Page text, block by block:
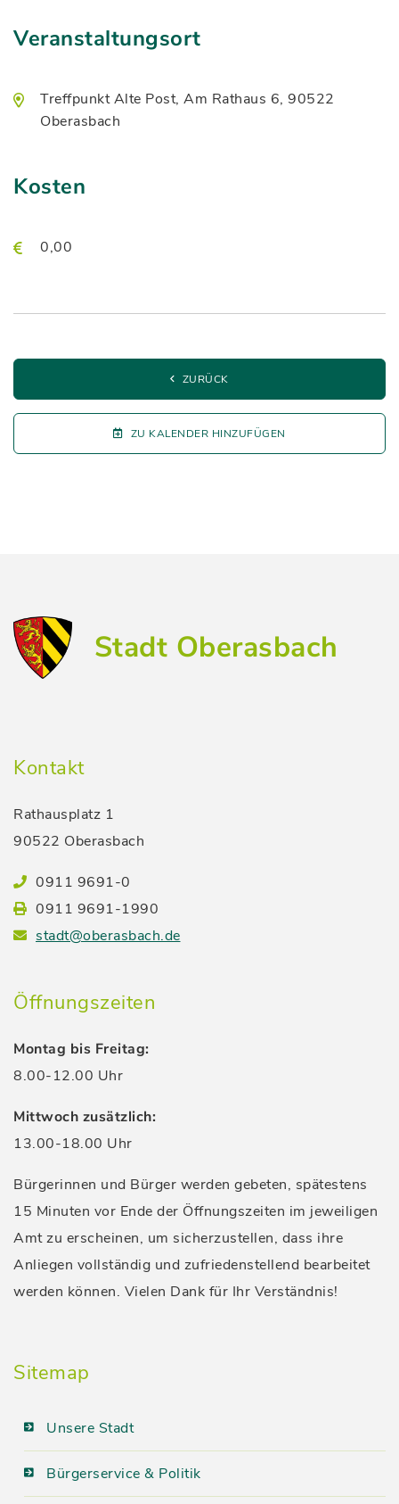
Veranstaltungsort
Treffpunkt Alte Post, Am Rathaus 6, 90522
Oberasbach
Kosten
0,00
ZURÜCK
ZU KALENDER HINZUFÜGEN
Stadt Oberasbach
Kontakt
Rathausplatz 1
90522 Oberasbach
0911 9691-0
0911 9691-1990
stadt@oberasbach.de
Öffnungszeiten
Montag bis Freitag:
8.00-12.00 Uhr
Mittwoch zusätzlich:
13.00-18.00 Uhr
Bürgerinnen und Bürger werden gebeten, spätestens
15 Minuten vor Ende der Öffnungszeiten im jeweiligen
Amt zu erscheinen, um sicherzustellen, dass ihre
Anliegen vollständig und zufriedenstellend bearbeitet
werden können. Vielen Dank für Ihr Verständnis!
Sitemap
Unsere Stadt
Bürgerservice & Politik